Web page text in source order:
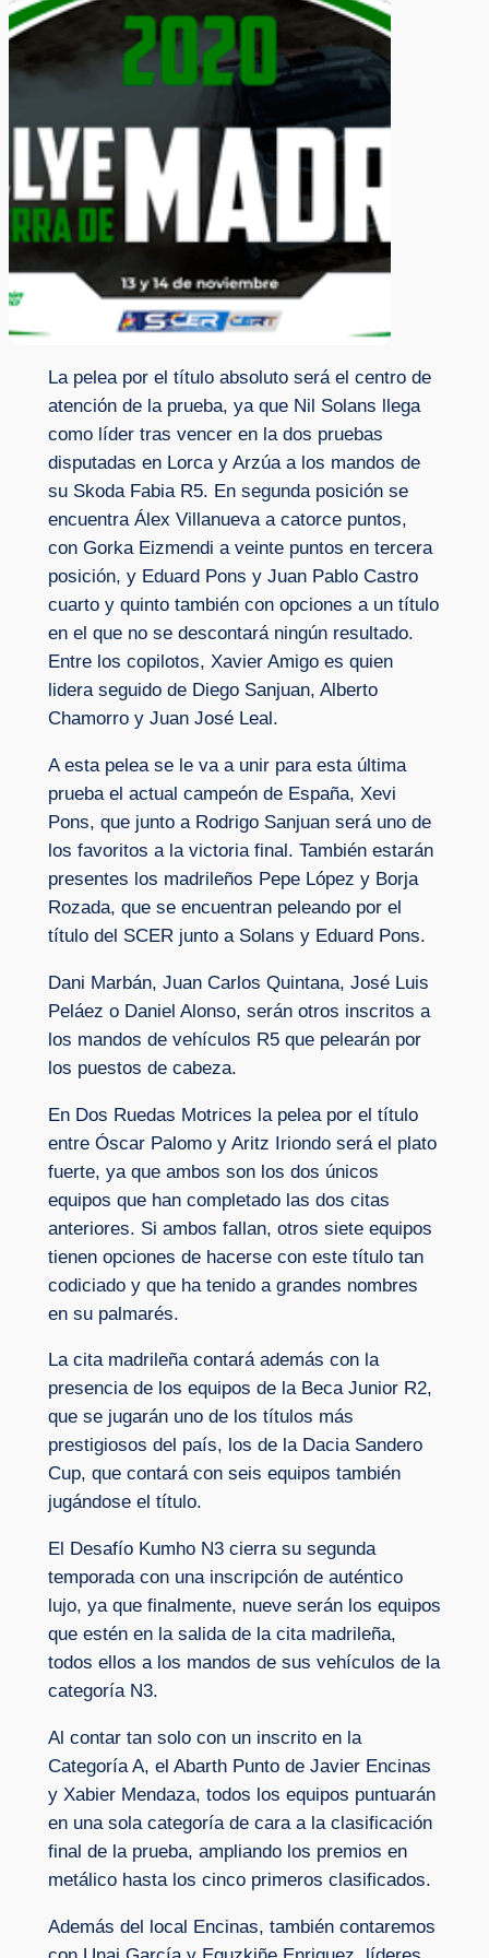
La pelea por el título absoluto será el centro de
atención de la prueba, ya que Nil Solans llega
como líder tras vencer en la dos pruebas
disputadas en Lorca y Arzúa a los mandos de
su Skoda Fabia R5. En segunda posición se
encuentra Álex Villanueva a catorce puntos,
con Gorka Eizmendi a veinte puntos en tercera
posición, y Eduard Pons y Juan Pablo Castro
cuarto y quinto también con opciones a un título
en el que no se descontará ningún resultado.
Entre los copilotos, Xavier Amigo es quien
lidera seguido de Diego Sanjuan, Alberto
Chamorro y Juan José Leal.
A esta pelea se le va a unir para esta última
prueba el actual campeón de España, Xevi
Pons, que junto a Rodrigo Sanjuan será uno de
los favoritos a la victoria final. También estarán
presentes los madrileños Pepe López y Borja
Rozada, que se encuentran peleando por el
título del SCER junto a Solans y Eduard Pons.
Dani Marbán, Juan Carlos Quintana, José Luis
Peláez o Daniel Alonso, serán otros inscritos a
los mandos de vehículos R5 que pelearán por
los puestos de cabeza.
En Dos Ruedas Motrices la pelea por el título
entre Óscar Palomo y Aritz Iriondo será el plato
fuerte, ya que ambos son los dos únicos
equipos que han completado las dos citas
anteriores. Si ambos fallan, otros siete equipos
tienen opciones de hacerse con este título tan
codiciado y que ha tenido a grandes nombres
en su palmarés.
La cita madrileña contará además con la
presencia de los equipos de la Beca Junior R2,
que se jugarán uno de los títulos más
prestigiosos del país, los de la Dacia Sandero
Cup, que contará con seis equipos también
jugándose el título.
El Desafío Kumho N3 cierra su segunda
temporada con una inscripción de auténtico
lujo, ya que finalmente, nueve serán los equipos
que estén en la salida de la cita madrileña,
todos ellos a los mandos de sus vehículos de la
categoría N3.
Al contar tan solo con un inscrito en la
Categoría A, el Abarth Punto de Javier Encinas
y Xabier Mendaza, todos los equipos puntuarán
en una sola categoría de cara a la clasificación
final de la prueba, ampliando los premios en
metálico hasta los cinco primeros clasificados.
Además del local Encinas, también contaremos